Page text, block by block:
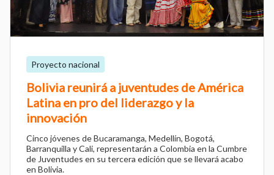
Proyecto nacional
Bolivia reunirá a juventudes de América
Latina en pro del liderazgo y la
innovación
Cinco jóvenes de Bucaramanga, Medellín, Bogotá,
Barranquilla y Cali, representarán a Colombia en la Cumbre
de Juventudes en su tercera edición que se llevará acabo
en Bolivia.